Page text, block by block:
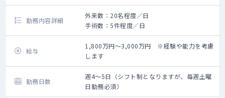
勤務内容詳細
外来数：20名程度／日
手術数：5件程度／日
給与
1,800万円～3,000万円 ※経験や能力を考慮
します
勤務日数
週4～5日（シフト制となりますが、毎週土曜
日勤務必須）